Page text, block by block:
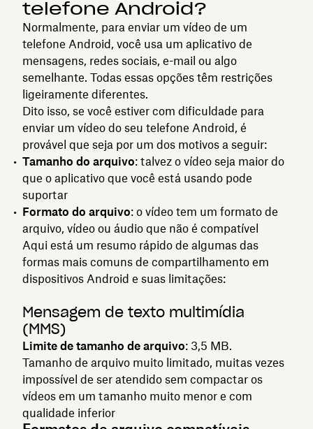
telefone Android?
Normalmente, para enviar um vídeo de um
telefone Android, você usa um aplicativo de
mensagens, redes sociais, e-mail ou algo
semelhante. Todas essas opções têm restrições
ligeiramente diferentes.
Dito isso, se você estiver com dificuldade para
enviar um vídeo do seu telefone Android, é
provável que seja por um dos motivos a seguir:
Tamanho do arquivo: talvez o vídeo seja maior do
que o aplicativo que você está usando pode
suportar
Formato do arquivo: o vídeo tem um formato de
arquivo, vídeo ou áudio que não é compatível
Aqui está um resumo rápido de algumas das
formas mais comuns de compartilhamento em
dispositivos Android e suas limitações:
Mensagem de texto multimídia
(MMS)
Limite de tamanho de arquivo: 3,5 MB.
Tamanho de arquivo muito limitado, muitas vezes
impossível de ser atendido sem compactar os
vídeos em um tamanho muito menor e com
qualidade inferior